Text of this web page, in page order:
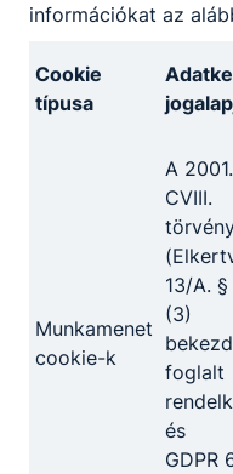
Megosztás
információkat az
Cookie
típusa
Munkamenet
cookie-k
A
CVIII.
13/A. §
(3)
foglalt
és
GDPR